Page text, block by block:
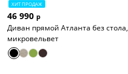
ХИТ ПРОДАЖ
46 990 р
Диван прямой Атланта без стола,
микровельвет